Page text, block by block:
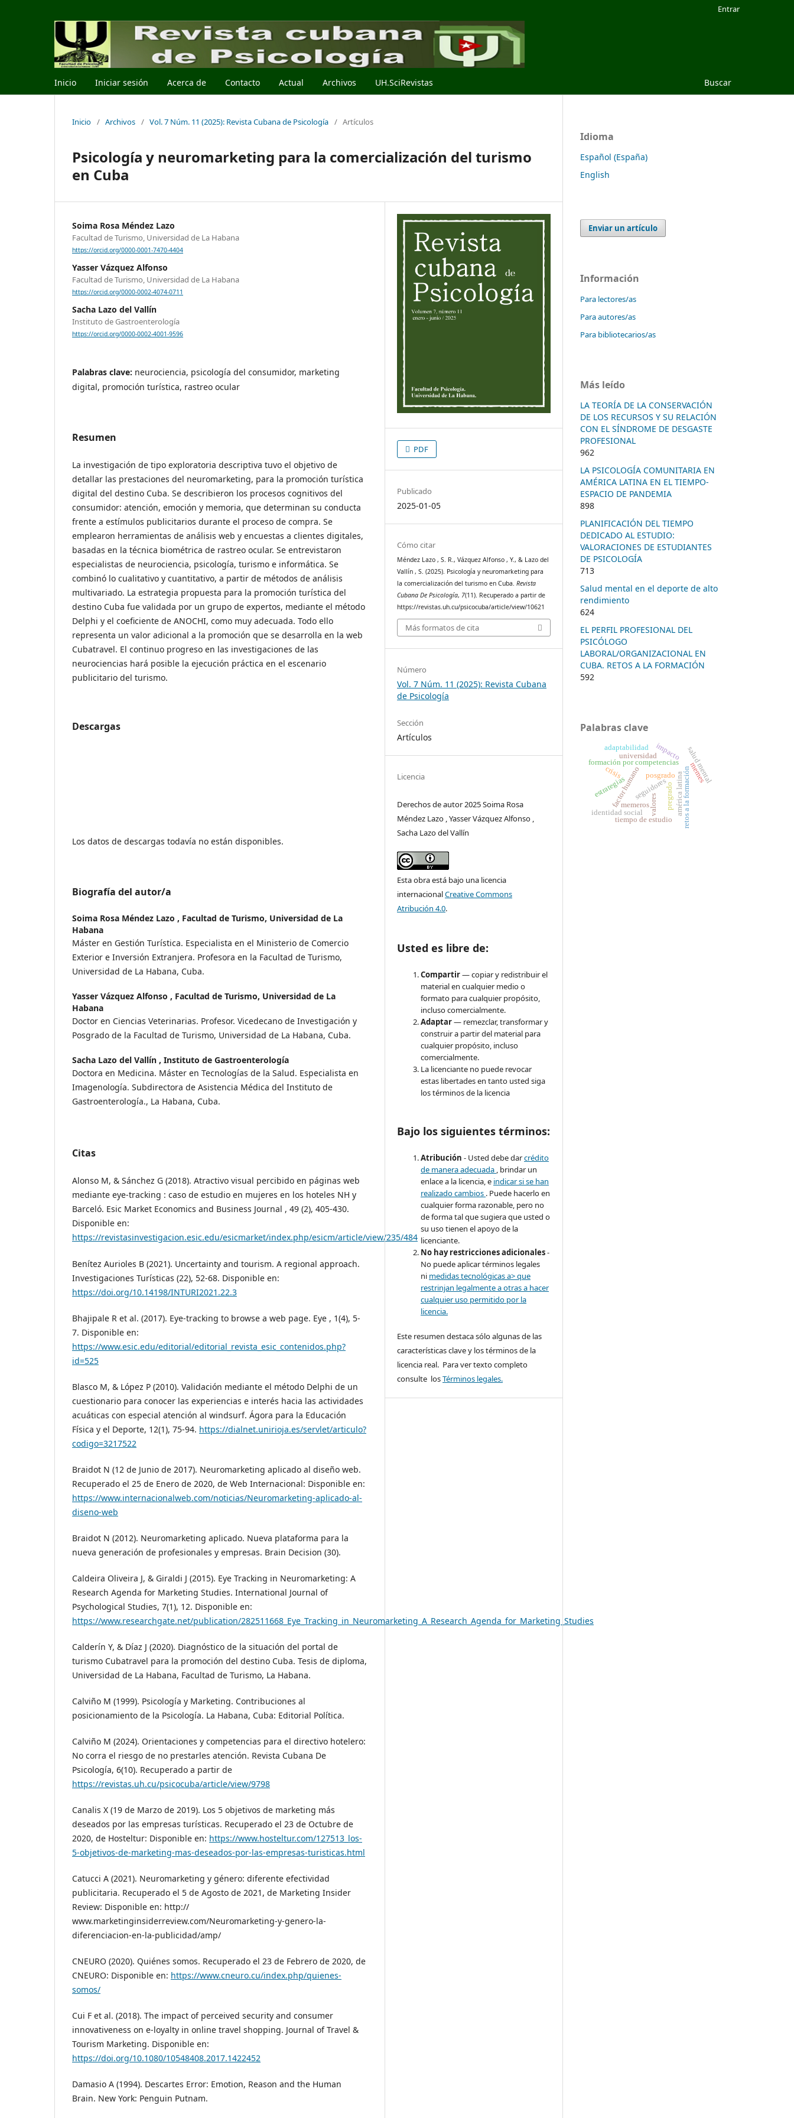
Inicio Iniciar sesión Acerca de Contacto Actual Archivos UH.SciRevistas Buscar
Entrar
Inicio / Archivos / Vol. 7 Núm. 11 (2025): Revista Cubana de Psicología / Artículos
Psicología y neuromarketing para la comercialización del turismo
en Cuba
Soima Rosa Méndez Lazo
Facultad de Turismo, Universidad de La Habana
https://orcid.org/0000-0001-7470-4404
Yasser Vázquez Alfonso
Facultad de Turismo, Universidad de La Habana
https://orcid.org/0000-0002-4074-0711
Sacha Lazo del Vallín
Instituto de Gastroenterología
https://orcid.org/0000-0002-4001-9596
Palabras clave: neurociencia, psicología del consumidor, marketing
digital, promoción turística, rastreo ocular
Resumen
La investigación de tipo exploratoria descriptiva tuvo el objetivo de
detallar las prestaciones del neuromarketing, para la promoción turística
digital del destino Cuba. Se describieron los procesos cognitivos del
consumidor: atención, emoción y memoria, que determinan su conducta
frente a estímulos publicitarios durante el proceso de compra. Se
emplearon herramientas de análisis web y encuestas a clientes digitales,
basadas en la técnica biométrica de rastreo ocular. Se entrevistaron
especialistas de neurociencia, psicología, turismo e informática. Se
combinó lo cualitativo y cuantitativo, a partir de métodos de análisis
multivariado. La estrategia propuesta para la promoción turística del
destino Cuba fue validada por un grupo de expertos, mediante el método
Delphi y el coeficiente de ANOCHI, como muy adecuada. Todo ello
representa un valor adicional a la promoción que se desarrolla en la web
Cubatravel. El continuo progreso en las investigaciones de las
neurociencias hará posible la ejecución práctica en el escenario
publicitario del turismo.
Descargas
Los datos de descargas todavía no están disponibles.
Biografía del autor/a
Soima Rosa Méndez Lazo , Facultad de Turismo, Universidad de La
Habana
Máster en Gestión Turística. Especialista en el Ministerio de Comercio
Exterior e Inversión Extranjera. Profesora en la Facultad de Turismo,
Universidad de La Habana, Cuba.
Yasser Vázquez Alfonso , Facultad de Turismo, Universidad de La
Habana
Doctor en Ciencias Veterinarias. Profesor. Vicedecano de Investigación y
Posgrado de la Facultad de Turismo, Universidad de La Habana, Cuba.
Sacha Lazo del Vallín , Instituto de Gastroenterología
Doctora en Medicina. Máster en Tecnologías de la Salud. Especialista en
Imagenología. Subdirectora de Asistencia Médica del Instituto de
Gastroenterología., La Habana, Cuba.
Citas
Alonso M, & Sánchez G (2018). Atractivo visual percibido en páginas web
mediante eye-tracking : caso de estudio en mujeres en los hoteles NH y
Barceló. Esic Market Economics and Business Journal , 49 (2), 405-430.
Disponible en:
https://revistasinvestigacion.esic.edu/esicmarket/index.php/esicm/article/view/235/484
Benítez Aurioles B (2021). Uncertainty and tourism. A regional approach.
Investigaciones Turísticas (22), 52-68. Disponible en:
https://doi.org/10.14198/INTURI2021.22.3
Bhajipale R et al. (2017). Eye-tracking to browse a web page. Eye , 1(4), 5-
7. Disponible en:
https://www.esic.edu/editorial/editorial_revista_esic_contenidos.php?
id=525
Blasco M, & López P (2010). Validación mediante el método Delphi de un
cuestionario para conocer las experiencias e interés hacia las actividades
acuáticas con especial atención al windsurf. Ágora para la Educación
Física y el Deporte, 12(1), 75-94. https://dialnet.unirioja.es/servlet/articulo?
codigo=3217522
Braidot N (12 de Junio de 2017). Neuromarketing aplicado al diseño web.
Recuperado el 25 de Enero de 2020, de Web Internacional: Disponible en:
https://www.internacionalweb.com/noticias/Neuromarketing-aplicado-al-
diseno-web
Braidot N (2012). Neuromarketing aplicado. Nueva plataforma para la
nueva generación de profesionales y empresas. Brain Decision (30).
Caldeira Oliveira J, & Giraldi J (2015). Eye Tracking in Neuromarketing: A
Research Agenda for Marketing Studies. International Journal of
Psychological Studies, 7(1), 12. Disponible en:
https://www.researchgate.net/publication/282511668_Eye_Tracking_in_Neuromarketing_A_Research_Agenda_for_Marketing_Studies
Calderín Y, & Díaz J (2020). Diagnóstico de la situación del portal de
turismo Cubatravel para la promoción del destino Cuba. Tesis de diploma,
Universidad de La Habana, Facultad de Turismo, La Habana.
Calviño M (1999). Psicología y Marketing. Contribuciones al
posicionamiento de la Psicología. La Habana, Cuba: Editorial Política.
Calviño M (2024). Orientaciones y competencias para el directivo hotelero:
No corra el riesgo de no prestarles atención. Revista Cubana De
Psicología, 6(10). Recuperado a partir de
https://revistas.uh.cu/psicocuba/article/view/9798
Canalis X (19 de Marzo de 2019). Los 5 objetivos de marketing más
deseados por las empresas turísticas. Recuperado el 23 de Octubre de
2020, de Hosteltur: Disponible en: https://www.hosteltur.com/127513_los-
5-objetivos-de-marketing-mas-deseados-por-las-empresas-turisticas.html
Catucci A (2021). Neuromarketing y género: diferente efectividad
publicitaria. Recuperado el 5 de Agosto de 2021, de Marketing Insider
Review: Disponible en: http://
www.marketinginsiderreview.com/Neuromarketing-y-genero-la-
diferenciacion-en-la-publicidad/amp/
CNEURO (2020). Quiénes somos. Recuperado el 23 de Febrero de 2020, de
CNEURO: Disponible en: https://www.cneuro.cu/index.php/quienes-
somos/
Cui F et al. (2018). The impact of perceived security and consumer
innovativeness on e-loyalty in online travel shopping. Journal of Travel &
Tourism Marketing. Disponible en:
https://doi.org/10.1080/10548408.2017.1422452
Damasio A (1994). Descartes Error: Emotion, Reason and the Human
Brain. New York: Penguin Putnam.
PDF
Publicado
2025-01-05
Cómo citar
Méndez Lazo , S. R., Vázquez Alfonso , Y., & Lazo del
Vallín , S. (2025). Psicología y neuromarketing para
la comercialización del turismo en Cuba.Revista
Cubana De Psicología, 7(11). Recuperado a partir de
https://revistas.uh.cu/psicocuba/article/view/10621
Más formatos de cita
Número
Vol. 7 Núm. 11 (2025): Revista Cubana
de Psicología
Sección
Artículos
Licencia
Derechos de autor 2025 Soima Rosa
Méndez Lazo , Yasser Vázquez Alfonso ,
Sacha Lazo del Vallín
Esta obra está bajo una licencia
internacionalCreative Commons
Atribución 4.0.
Usted es libre de:
Compartir— copiar y redistribuir el
material en cualquier medio o
formato para cualquier propósito,
incluso comercialmente.
Adaptar— remezclar, transformar y
construir a partir del material para
cualquier propósito, incluso
comercialmente.
La licenciante no puede revocar
estas libertades en tanto usted siga
los términos de la licencia
Bajo los siguientes términos:
Atribución- Usted debe darcrédito
de manera adecuada , brindar un
enlace a la licencia, e indicar si se han
realizado cambios . Puede hacerlo en
cualquier forma razonable, pero no
de forma tal que sugiera que usted o
su uso tienen el apoyo de la
licenciante.
No hay restricciones adicionales-
No puede aplicar términos legales
ni medidas tecnológicas a> que
restrinjan legalmente a otras a hacer
cualquier uso permitido por la
licencia.
Este resumen destaca sólo algunas de las
características clave y los términos de la
licencia real. Para ver texto completo
consulte losTérminos legales.
Idioma
Español (España)
English
Enviar un artículo
Información
Para lectores/as
Para autores/as
Para bibliotecarios/as
Más leído
LA TEORÍA DE LA CONSERVACIÓN
DE LOS RECURSOS Y SU RELACIÓN
CON EL SÍNDROME DE DESGASTE
PROFESIONAL
962
LA PSICOLOGÍA COMUNITARIA EN
AMÉRICA LATINA EN EL TIEMPO-
ESPACIO DE PANDEMIA
898
PLANIFICACIÓN DEL TIEMPO
DEDICADO AL ESTUDIO:
VALORACIONES DE ESTUDIANTES
DE PSICOLOGÍA
713
Salud mental en el deporte de alto
rendimiento
624
EL PERFIL PROFESIONAL DEL
PSICÓLOGO
LABORAL/ORGANIZACIONAL EN
CUBA. RETOS A LA FORMACIÓN
592
Palabras clave
formación por competencias
posgrado
pregrado retos a la formación
factor humano memes
memeros
seguidores
salud mental
impacto
valores
estrategias
tiempo de estudio
universidad
identidad social
adaptabilidad
crisis américa latina